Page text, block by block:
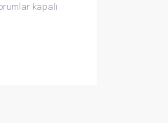
Akdeniz
kapalı